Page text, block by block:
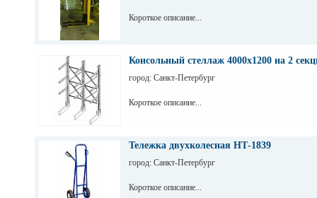
Короткое описание...
Консольный стеллаж 4000х1200 на 2
город: Санкт-Петербург
Короткое описание...
Тележка двухколесная НТ-1839
город: Санкт-Петербург
Короткое описание...